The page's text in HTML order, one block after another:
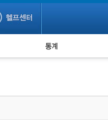
누적 피해사례 통계